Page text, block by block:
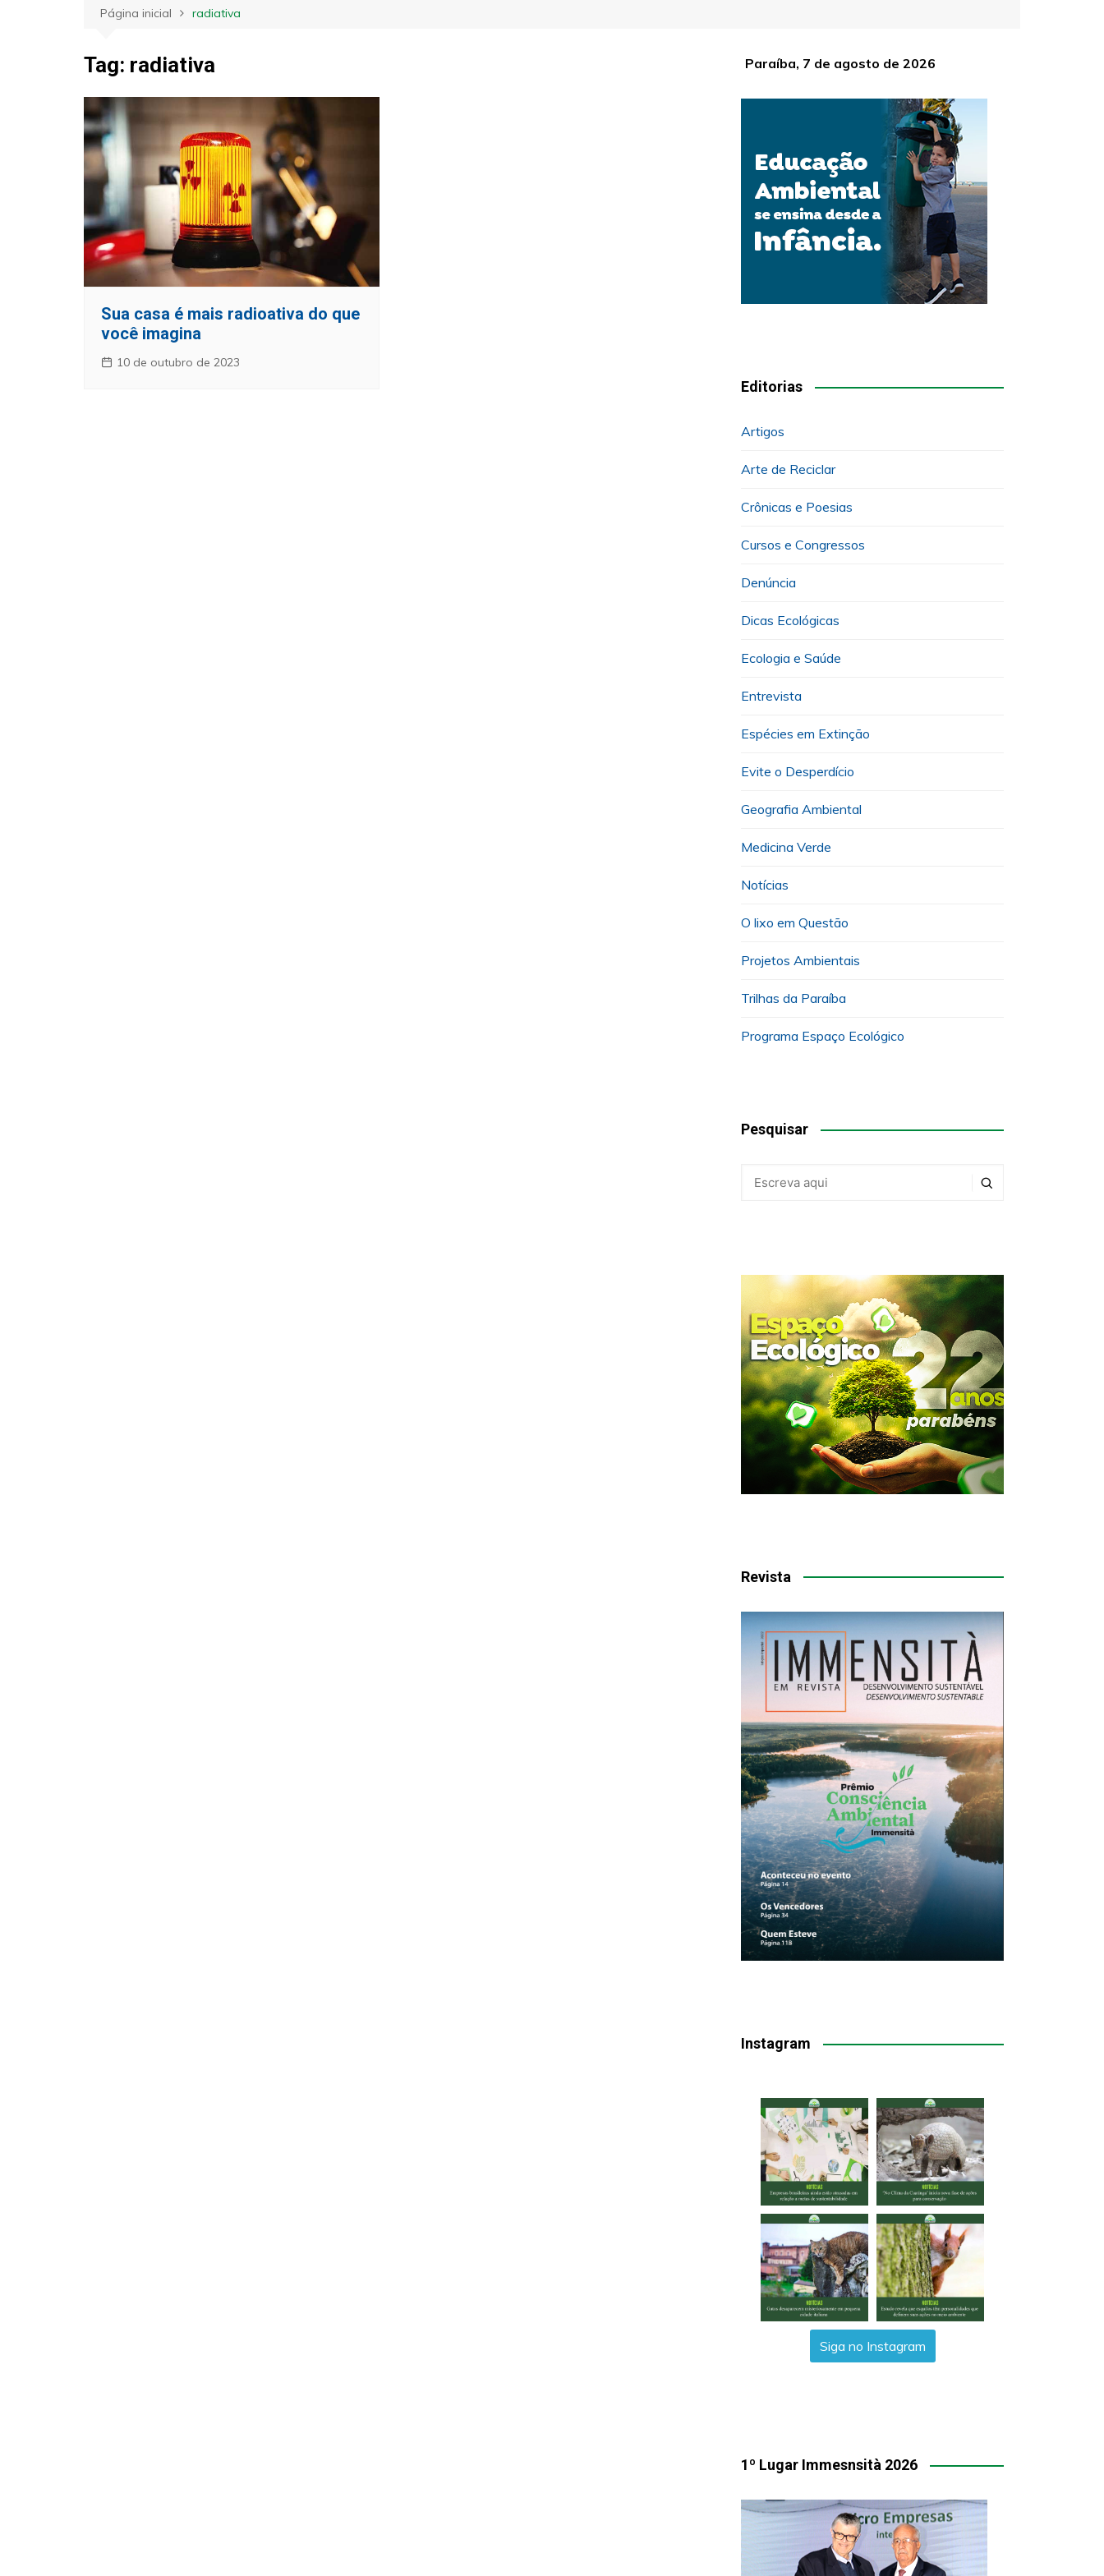
Página inicial radiativa
Tag: radiativa
Sua casa é mais radioativa do que
você imagina
10 de outubro de 2023
Paraíba, 7 de agosto de 2026
Editorias
Artigos
Arte de Reciclar
Crônicas e Poesias
Cursos e Congressos
Denúncia
Dicas Ecológicas
Ecologia e Saúde
Entrevista
Espécies em Extinção
Evite o Desperdício
Geografia Ambiental
Medicina Verde
Notícias
O lixo em Questão
Projetos Ambientais
Trilhas da Paraíba
Programa Espaço Ecológico
Pesquisar
Revista
Instagram
Siga no Instagram
1º Lugar Immesnsità 2026